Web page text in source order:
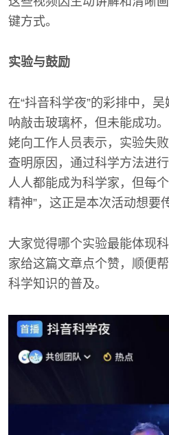
键方式。
实验与鼓励
在“抖音科学夜”的彩排中，
呐敲击玻璃杯，但未能成功
姥向工作人员表示，实验失
查明原因，通过科学方法进
人人都能成为科学家，但每
精神”，这正是本次活动想要
大家觉得哪个实验最能体现
家给这篇文章点个赞，顺便
科学知识的普及。